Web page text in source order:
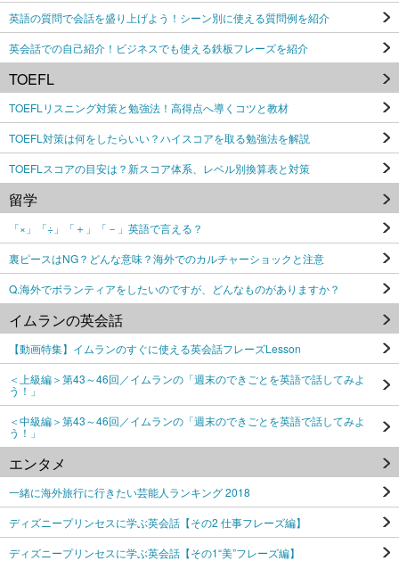
英語の質問で会話を盛り上げよう！シーン別に使える質問例を紹介
英会話での自己紹介！ビジネスでも使える鉄板フレーズを紹介
TOEFL
TOEFLリスニング対策と勉強法！高得点へ導くコツと教材
TOEFL対策は何をしたらいい？ハイスコアを取る勉強法を解説
TOEFLスコアの目安は？新スコア体系、レベル別換算表と対策
留学
「×」「÷」「＋」「－」英語で言える？
裏ピースはNG？どんな意味？海外でのカルチャーショックと注意
Q.海外でボランティアをしたいのですが、どんなものがありますか？
イムランの英会話
【動画特集】イムランのすぐに使える英会話フレーズLesson
＜上級編＞第43～46回／イムランの「週末のできごとを英語で話してみよ
う！」
＜中級編＞第43～46回／イムランの「週末のできごとを英語で話してみよ
う！」
エンタメ
一緒に海外旅行に行きたい芸能人ランキング 2018
ディズニープリンセスに学ぶ英会話【その2 仕事フレーズ編】
ディズニープリンセスに学ぶ英会話【その1“美”フレーズ編】